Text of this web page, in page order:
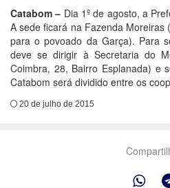
Catabom – Dia 1º de agosto, a
A sede ficará na Fazenda
para o povoado da Garça). Para
deve se dirigir à Secretaria do
Coimbra, 28, Bairro Esplanada) e
Catabom será dividido entre os
20 de julho de 2015